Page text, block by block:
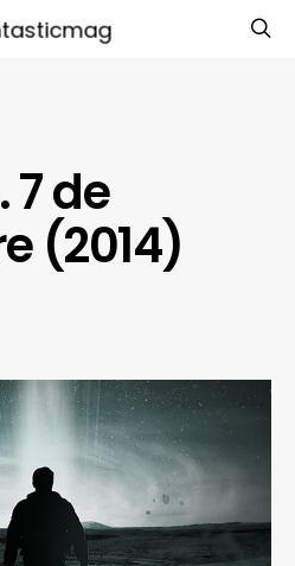
7 de
(2014)